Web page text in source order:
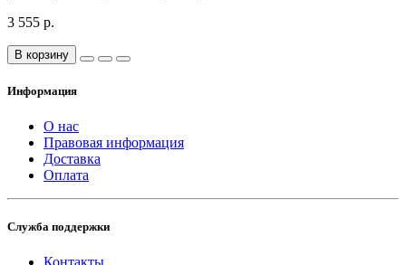
3 555 р.
В корзину
Информация
О нас
Правовая информация
Доставка
Оплата
Служба поддержки